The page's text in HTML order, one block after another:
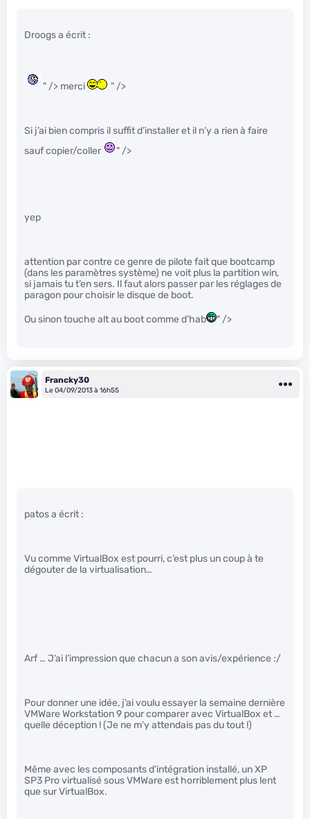
Droogs a écrit :
" /> merci " />
Si j’ai bien compris il suffit d’installer et il n’y a rien à faire
sauf copier/coller
" />
yep
attention par contre ce genre de pilote fait que bootcamp
(dans les paramètres système) ne voit plus la partition win,
si jamais tu t’en sers. Il faut alors passer par les réglages de
paragon pour choisir le disque de boot.
Ou sinon touche alt au boot comme d’hab " />
Francky30
Le 04/09/2013 à 16h55
patos a écrit :
Vu comme VirtualBox est pourri, c’est plus un coup à te
dégouter de la virtualisation…
Arf … J’ai l’impression que chacun a son avis/expérience :/
Pour donner une idée, j’ai voulu essayer la semaine dernière
VMWare Workstation 9 pour comparer avec VirtualBox et …
quelle déception ! (Je ne m’y attendais pas du tout !)
Même avec les composants d’intégration installé, un XP
SP3 Pro virtualisé sous VMWare est horriblement plus lent
que sur VirtualBox.